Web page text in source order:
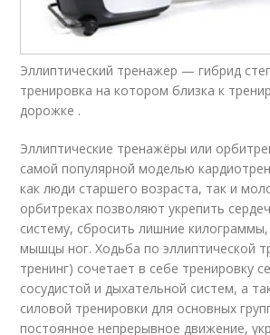
Эллиптический тренажер — гибрид
тренировка на котором близка к
дорожке .
Эллиптические тренажёры или
самой популярной моделью
как люди старшего возраста, так и
орбитреках позволяют укрепить
систему, сбросить лишние
мышцы ног. Ходьба по эллиптической
тренинг) сочетает в себе тренировку
сосудистой и дыхательной систем, а
силовой тренировки для основных
постоянное непрерывное движение,